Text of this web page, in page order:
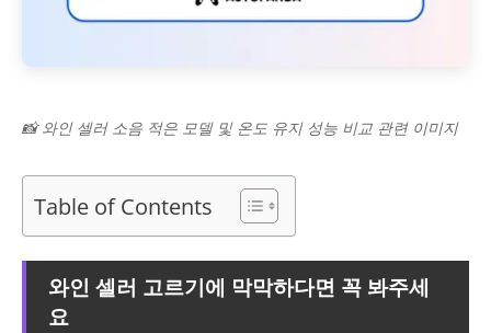
📸 와인 셀러 소음 적은 모델 및 온도 유지 성능 비교 관련 이미지
Table of Contents
와인 셀러 고르기에 막막하다면 꼭 봐주세
요